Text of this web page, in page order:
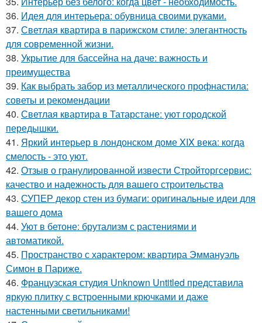
36. Идея для интерьера: обувница своими руками.
37. Светлая квартира в парижском стиле: элегантность
для современной жизни.
38. Укрытие для бассейна на даче: важность и
преимущества
39. Как выбрать забор из металлического профнастила:
советы и рекомендации
40. Светлая квартира в Татарстане: уют городской
передышки.
41. Яркий интерьер в лондонском доме XIX века: когда
смелость - это уют.
42. Отзыв о гранулированной извести Стройторгсервис:
качество и надежность для вашего строительства
43. СУПЕР декор стен из бумаги: оригинальные идеи для
вашего дома
44. Уют в бетоне: брутализм с растениями и
автоматикой.
45. Пространство с характером: квартира Эммануэль
Симон в Париже.
46. Французская студия Unknown Untitled представила
яркую плитку с встроенными крючками и даже
настенными светильниками!